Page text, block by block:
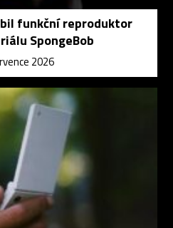
funkční reproduktor
SpongeBob
2026